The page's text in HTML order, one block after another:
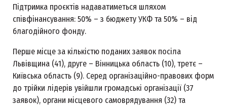
Підтримка проєктів надаватиметься шляхом
співфінансування: 50% – з бюджету УКФ та 50% – від
благодійного фонду.
Перше місце за кількістю поданих заявок посіла
Львівщина (41), друге – Вінницька область (10), третє –
Київська область (9). Серед організаційно-правових форм
до трійки лідерів увійшли громадські організації (37
заявок), органи місцевого самоврядування (32) та